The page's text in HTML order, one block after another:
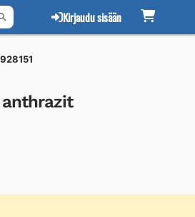
Kirjaudu sisään
anthrazit